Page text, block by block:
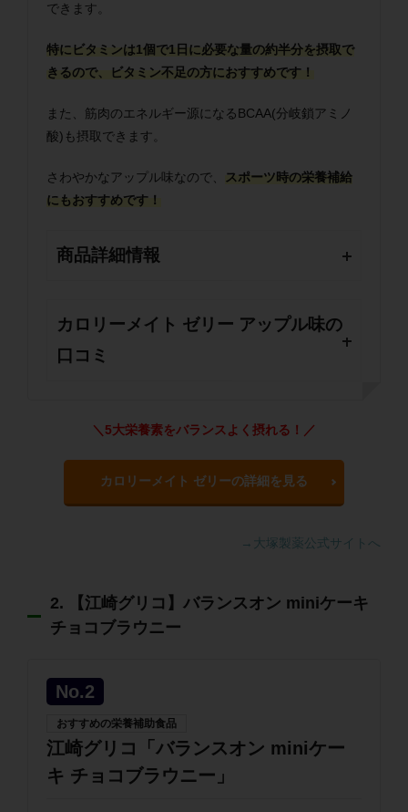
できます。
特にビタミンは1個で1日に必要な量の約半分を摂取で
きるので、ビタミン不足の方におすすめです！
また、筋肉のエネルギー源になるBCAA(分岐鎖アミノ
酸)も摂取できます。
さわやかなアップル味なので、
スポーツ時の栄養補給
にもおすすめです！
商品詳細情報
カロリーメイト ゼリー アップル味の
口コミ
＼5大栄養素をバランスよく摂れる！／
カロリーメイト ゼリーの詳細を見る
→大塚製薬公式サイトへ
2. 【江崎グリコ】バランスオン miniケーキ
チョコブラウニー
No.2
おすすめの栄養補助食品
江崎グリコ「バランスオン miniケー
キ チョコブラウニー」